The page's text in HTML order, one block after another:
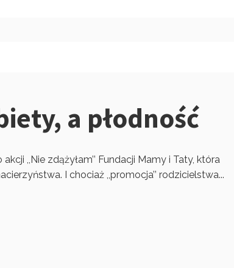
a płodność
,,Nie zdążyłam’’ Fundacji Mamy i Taty, która
I chociaż ,,promocja’’ rodzicielstwa...